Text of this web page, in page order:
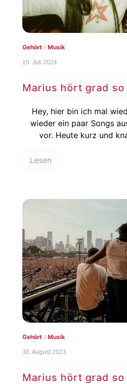
Gehört/ Musik
15. Juli 2024
Marius hört grad so
Hey, hier bin ich mal
wieder ein paar Songs
vor. Heute kurz und
Lesen
Gehört/ Musik
30. August 2023
Marius hört grad so